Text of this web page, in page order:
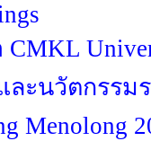
CMKL
ละนวัตกรรม
Menolong